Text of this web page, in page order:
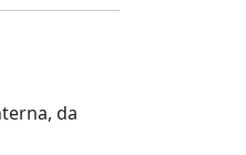
da